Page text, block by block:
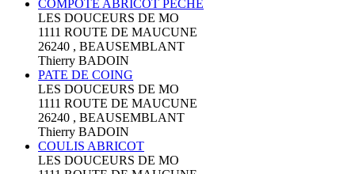
COMPOTE ABRICOT PECHE
LES DOUCEURS DE MO
1111 ROUTE DE MAUCUNE
26240 , BEAUSEMBLANT
Thierry BADOIN
PATE DE COING
LES DOUCEURS DE MO
1111 ROUTE DE MAUCUNE
26240 , BEAUSEMBLANT
Thierry BADOIN
COULIS ABRICOT
LES DOUCEURS DE MO